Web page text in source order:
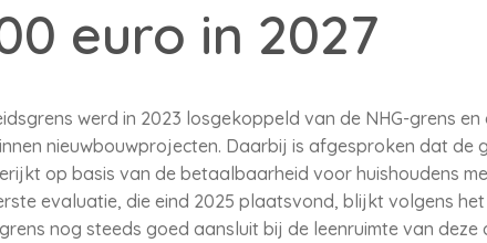
euro in 2027
werd in 2023 losgekoppeld van de NHG-grens
nieuwbouwprojecten. Daarbij is afgesproken dat de
op basis van de betaalbaarheid voor huishoudens
evaluatie, die eind 2025 plaatsvond, blijkt volgens
nog steeds goed aansluit bij de leenruimte van